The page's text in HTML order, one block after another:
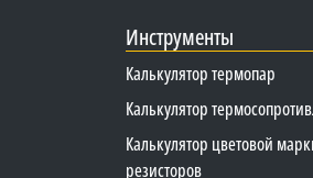
Инструменты
Калькулятор термопар
Калькулятор
Калькулятор цветовой
резисторов